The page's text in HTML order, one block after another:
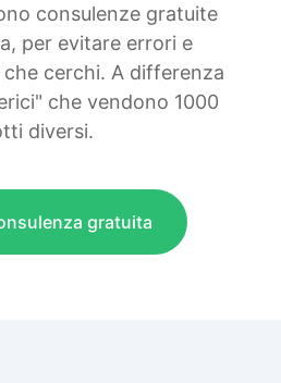
consulenze gratuite
per evitare errori e
cerchi. A differenza
che vendono 1000
diversi.
gratuita